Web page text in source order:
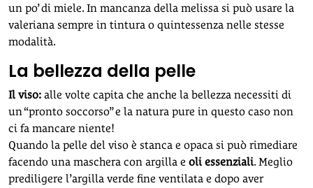
un po’ di miele. In mancanza della melissa si può usare la
valeriana sempre in tintura o quintessenza nelle stesse
modalità.
La bellezza della pelle
Il viso: alle volte capita che anche la bellezza necessiti di
un “pronto soccorso” e la natura pure in questo caso non
ci fa mancare niente!
Quando la pelle del viso è stanca e opaca si può rimediare
facendo una maschera con argilla e oli essenziali. Meglio
prediligere l’argilla verde fine ventilata e dopo aver